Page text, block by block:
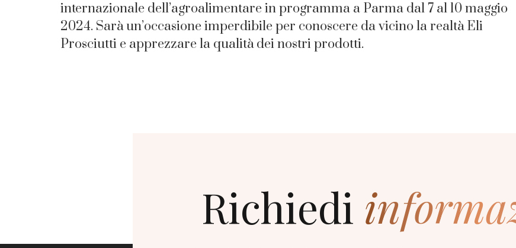
internazionale dell’agroalimentare in programma a Parma dal 7 al 10 maggio
2024. Sarà un’occasione imperdibile per conoscere da vicino la realtà Eli
Prosciutti e apprezzare la qualità dei nostri prodotti.
Richiedi